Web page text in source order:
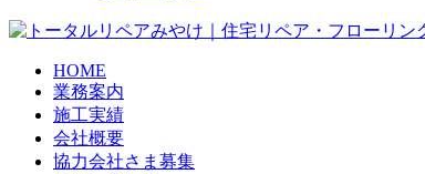
HOME
業務案内
施工実績
会社概要
協力会社さま募集